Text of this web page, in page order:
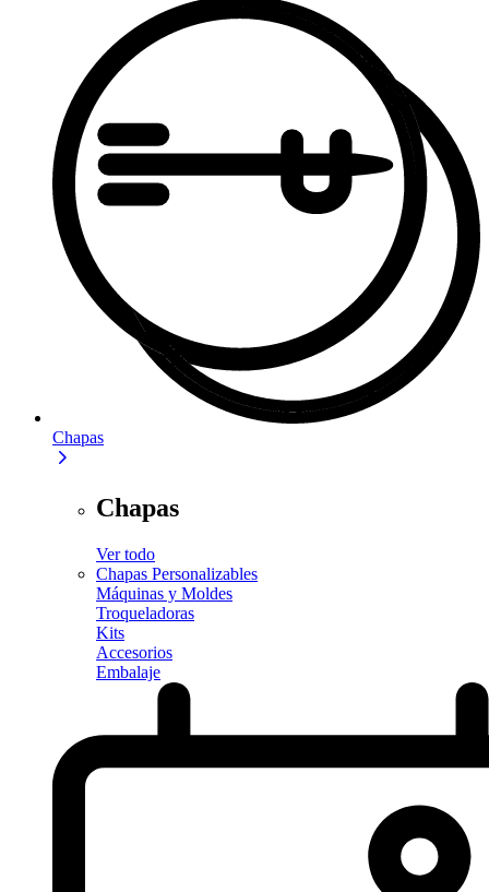
Chapas
Chapas
Ver todo
Chapas Personalizables
Máquinas y Moldes
Troqueladoras
Kits
Accesorios
Embalaje